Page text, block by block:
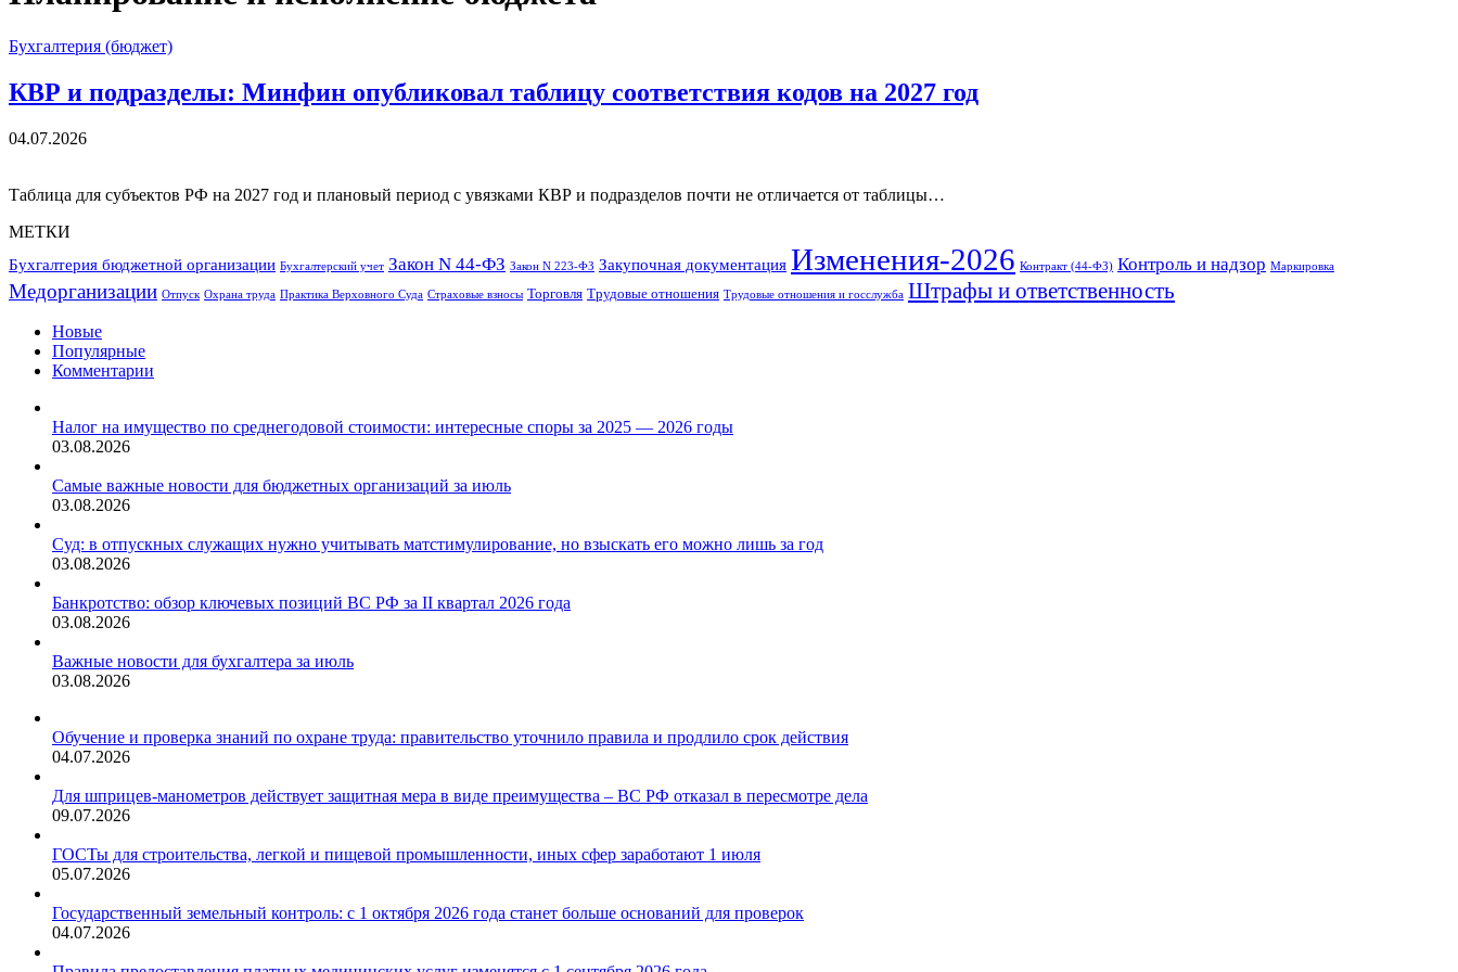
Бухгалтерия (бюджет)
КВР и подразделы: Минфин опубликовал таблицу соответствия кодов на 2027 год
04.07.2026
Таблица для субъектов РФ на 2027 год и плановый период с увязками КВР и подразделов почти не отличается от таблицы…
МЕТКИ
Бухгалтерия бюджетной организации Бухгалтерский учет Закон N 44-ФЗ Закон N 223-ФЗ Закупочная документация Изменения-2026 Контракт (44-ФЗ) Контроль и надзор Маркировка
Медорганизации Отпуск Охрана труда Практика Верховного Суда Страховые взносы Торговля Трудовые отношения Трудовые отношения и госслужба Штрафы и ответственность
Новые
Популярные
Комментарии
Налог на имущество по среднегодовой стоимости: интересные споры за 2025 — 2026 годы
03.08.2026
Самые важные новости для бюджетных организаций за июль
03.08.2026
Суд: в отпускных служащих нужно учитывать матстимулирование, но взыскать его можно лишь за год
03.08.2026
Банкротство: обзор ключевых позиций ВС РФ за II квартал 2026 года
03.08.2026
Важные новости для бухгалтера за июль
03.08.2026
Обучение и проверка знаний по охране труда: правительство уточнило правила и продлило срок действия
04.07.2026
Для шприцев-манометров действует защитная мера в виде преимущества – ВС РФ отказал в пересмотре дела
09.07.2026
ГОСТы для строительства, легкой и пищевой промышленности, иных сфер заработают 1 июля
05.07.2026
Государственный земельный контроль: с 1 октября 2026 года станет больше оснований для проверок
04.07.2026